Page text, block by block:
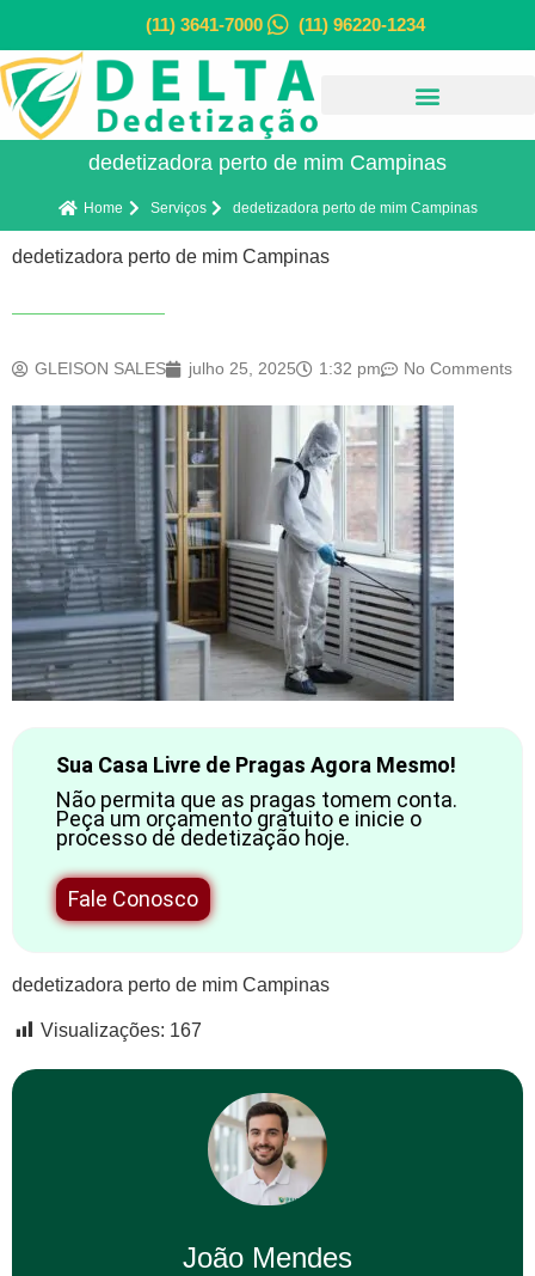
(11) 3641-7000 (11) 96220-1234
dedetizadora perto de mim Campinas
Home Serviços dedetizadora perto de mim Campinas
dedetizadora perto de mim Campinas
GLEISON SALES julho 25, 2025 1:32 pm No Comments
Sua Casa Livre de Pragas Agora Mesmo!
Não permita que as pragas tomem conta.
Peça um orçamento gratuito e inicie o
processo de dedetização hoje.
Fale Conosco
dedetizadora perto de mim Campinas
Visualizações: 167
João Mendes